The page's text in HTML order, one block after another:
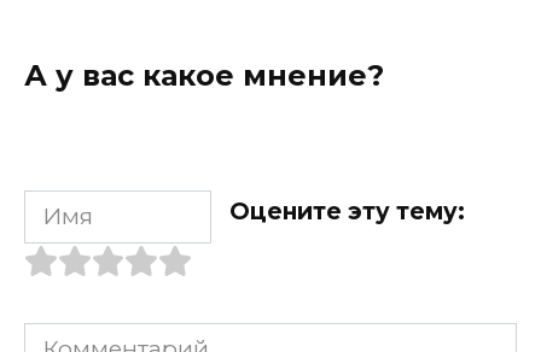
А у вас какое мнение?
Имя Оцените эту тему:
Комментарий